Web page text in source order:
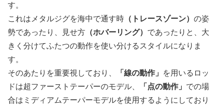
す。
これはメタルジグを海中で通す時 （トレースゾーン） の姿
勢であったり、見せ方 （ホバーリング） であったりと、大
きく分けてふたつの動作を使い分けるスタイルになりま
す。
そのあたりを重要視しており、
「線の動作」
を用いるロッ
ドは超ファーストテーパーのモデル、
「点の動作」 での場
合はミディアムテーパーモデルを使用するようにしており